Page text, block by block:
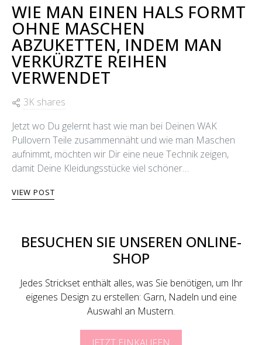
WIE MAN EINEN HALS FORMT
OHNE MASCHEN
ABZUKETTEN, INDEM MAN
VERKÜRZTE REIHEN
VERWENDET
3K shares
Jetzt wo Du gelernt hast wie man bei Deinen WAK
Pullovern Teile zusammennäht und wie man Maschen
aufnimmt, möchten wir Dir eine neue Technik zeigen,
damit Deine Kleidungsstücke viel schöner…
VIEW POST
BESUCHEN SIE UNSEREN ONLINE-
SHOP
Jedes Strickset enthält alles, was Sie benötigen, um Ihr
eigenes Design zu erstellen: Garn, Nadeln und eine
Auswahl an Mustern.